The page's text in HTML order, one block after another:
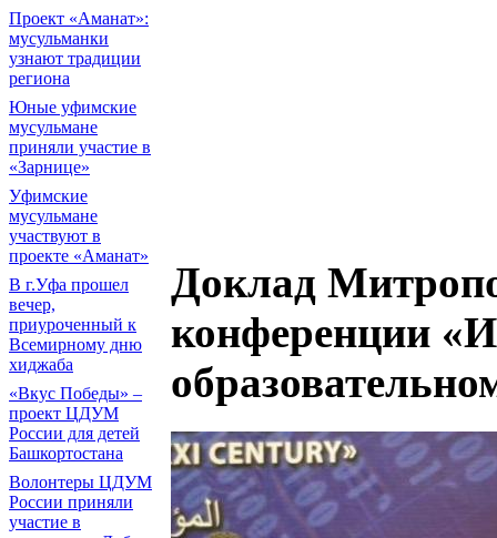
Проект «Аманат»:
мусульманки
узнают традиции
региона
Юные уфимские
мусульмане
приняли участие в
«Зарнице»
Уфимские
мусульмане
участвуют в
проекте «Аманат»
В г.Уфа прошел
вечер,
приуроченный к
Всемирному дню
хиджаба
«Вкус Победы» –
проект ЦДУМ
России для детей
Башкортостана
Волонтеры ЦДУМ
России приняли
участие в
Доклад
конференции